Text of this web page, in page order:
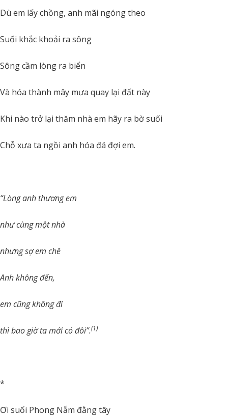
Dù em lấy chồng, anh mãi ngóng theo
Suối khắc khoải ra sông
Sông cầm lòng ra biển
Và hóa thành mây mưa quay lại đất này
Khi nào trở lại thăm nhà em hãy ra bờ suối
Chỗ xưa ta ngồi anh hóa đá đợi em.
“Lòng anh thương em
như cùng một nhà
nhưng sợ em chê
Anh không đến,
em cũng không đi
thì bao giờ ta mới có đôi”.(1)
*
Ơi suối Phong Nẫm đằng tây